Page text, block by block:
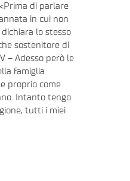
di parlare
in cui non
lo stesso
sostenitore di
– Adesso però le
famiglia
proprio come
Intanto tengo
tutti i miei